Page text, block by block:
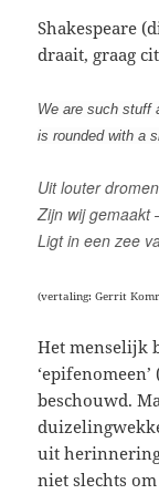
Shakespeare
draait, graag
We are such stuff
is rounded with a
Uit louter
Zijn wij gemaakt
Ligt in een zee
(vertaling: Gerrit
Het menselijk
beschouwd.
uit
niet slechts